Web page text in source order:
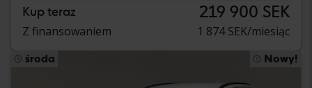
Kup teraz 219 900 SEK
Z finansowaniem 1 874 SEK/miesiąc
środa Nowy!